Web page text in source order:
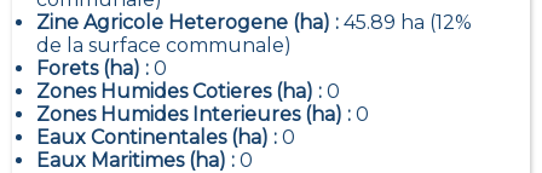
Zine Agricole Heterogene (ha) : 45.89 ha (12%
de la surface communale)
Forets (ha) : 0
Zones Humides Cotieres (ha) : 0
Zones Humides Interieures (ha) : 0
Eaux Continentales (ha) : 0
Eaux Maritimes (ha) : 0